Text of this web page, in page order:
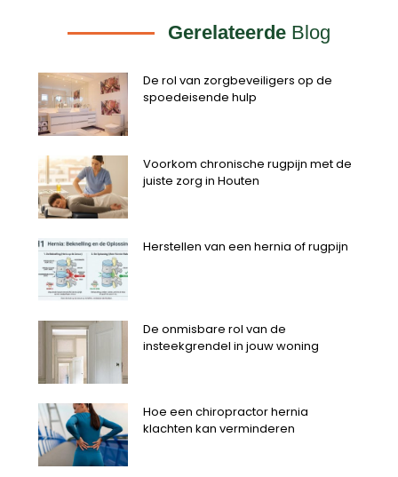
Gerelateerde Blog
De rol van zorgbeveiligers op de
spoedeisende hulp
Voorkom chronische rugpijn met de
juiste zorg in Houten
Herstellen van een hernia of rugpijn
De onmisbare rol van de
insteekgrendel in jouw woning
Hoe een chiropractor hernia
klachten kan verminderen